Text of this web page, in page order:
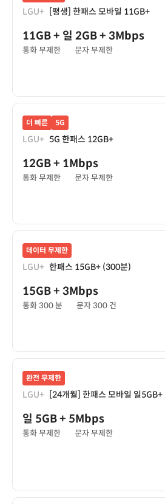
LGU+ [평생] 한패스 모바일 11GB+
11GB+ 일 2GB+ 3Mbps
통화 무제한 문자 무제한
더 빠른 5G
LGU+ 5G 한패스 12GB+
12GB+ 1Mbps
통화 무제한 문자 무제한
데이터 무제한
LGU+ 한패스 15GB+ (300분)
15GB+ 3Mbps
통화 300 분 문자 300 건
완전 무제한
LGU+ [24개월] 한패스 모바일 일5GB+
일 5GB+ 5Mbps
통화 무제한 문자 무제한